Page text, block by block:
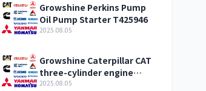
山猫 上柴
Growshine Perkins Pump
Oil Pump Starter T425946
2025.08.05
Growshine Caterpillar CAT
three-cylinder engine
accessories fuel system
2025.08.05